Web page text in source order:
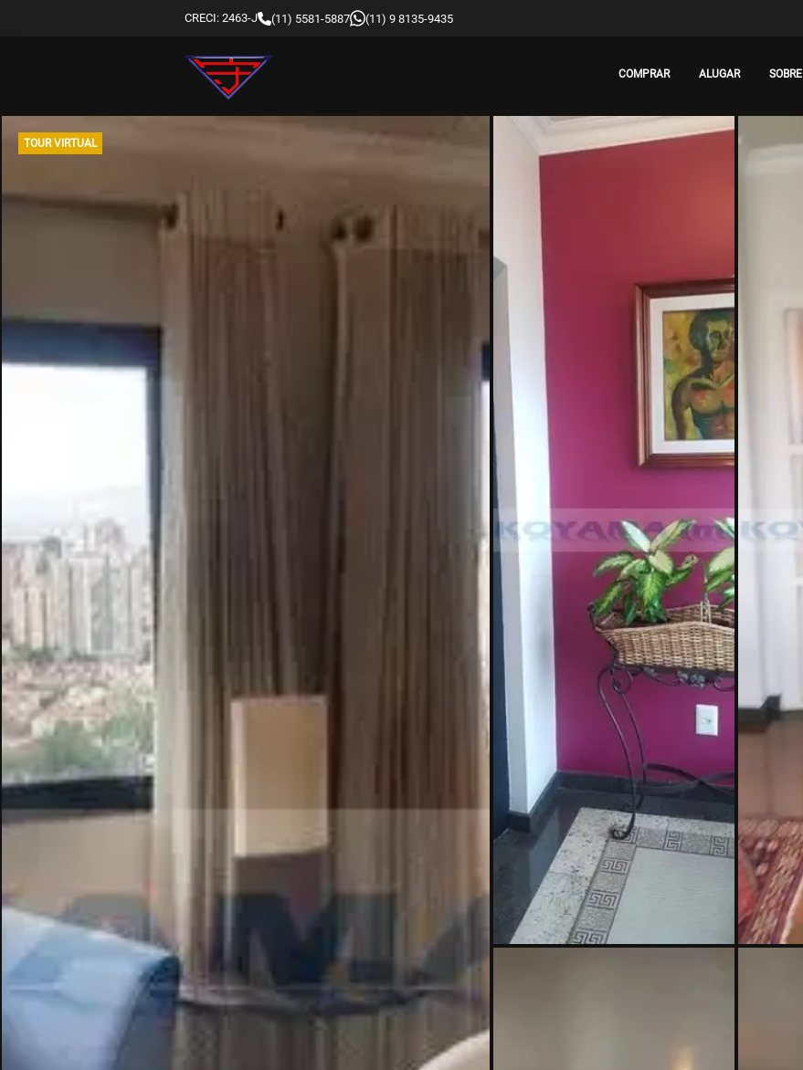
CRECI: 2463-J (11) 5581-5887 (11) 9 8135-9435
COMPRAR ALUGAR SOBRE
TOUR VIRTUAL